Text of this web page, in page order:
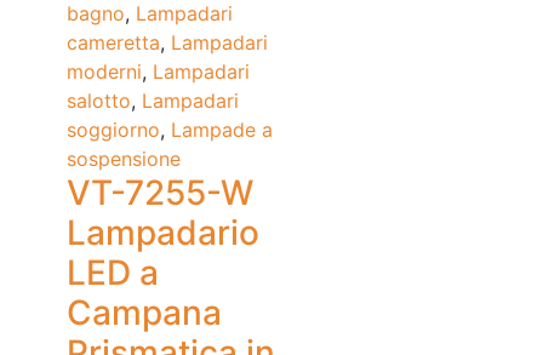
bagno, Lampadari
cameretta, Lampadari
moderni, Lampadari
salotto, Lampadari
soggiorno, Lampade a
sospensione
VT-7255-W
Lampadario
LED a
Campana